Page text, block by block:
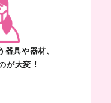
器具や器材、
が大変 !